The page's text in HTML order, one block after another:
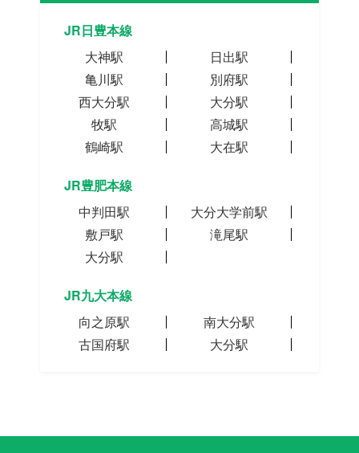
JR日豊本線
大神駅
日出駅
亀川駅
別府駅
西大分駅
大分駅
牧駅
高城駅
鶴崎駅
大在駅
JR豊肥本線
中判田駅
大分大学前駅
敷戸駅
滝尾駅
大分駅
JR九大本線
向之原駅
南大分駅
古国府駅
大分駅